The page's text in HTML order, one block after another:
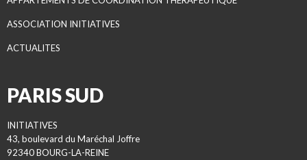
ASSOCIATION INITIATIVES
ACTUALITES
PARIS SUD
INITIATIVES
43, boulevard du Maréchal Joffre
92340 BOURG-LA-REINE